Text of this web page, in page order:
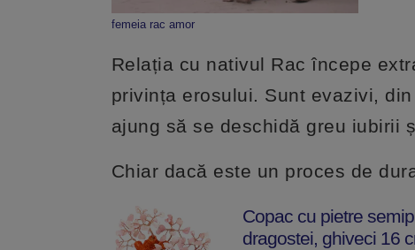
femeia rac amor
Relația cu nativul Rac începe
privința erosului. Sunt evazivi,
ajung să se deschidă greu iubirii
Chiar dacă este un proces de
Copac cu pietre
dragostei, ghiveci 16